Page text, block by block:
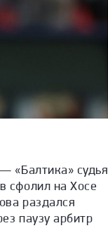
«Балтика» судья
сфолил на Хосе
раздался
паузу арбитр